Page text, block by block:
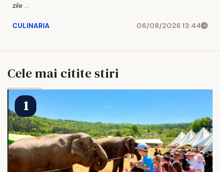
zile ...
CULINARIA 06/08/2026 13:44
Cele mai citite stiri